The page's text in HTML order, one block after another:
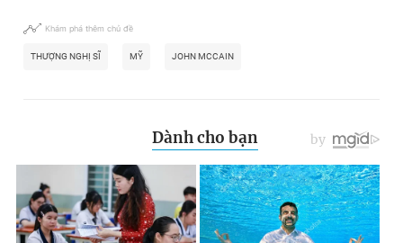
Khám phá thêm chủ đề
THƯỢNG NGHỊ SĨ MỸ JOHN MCCAIN